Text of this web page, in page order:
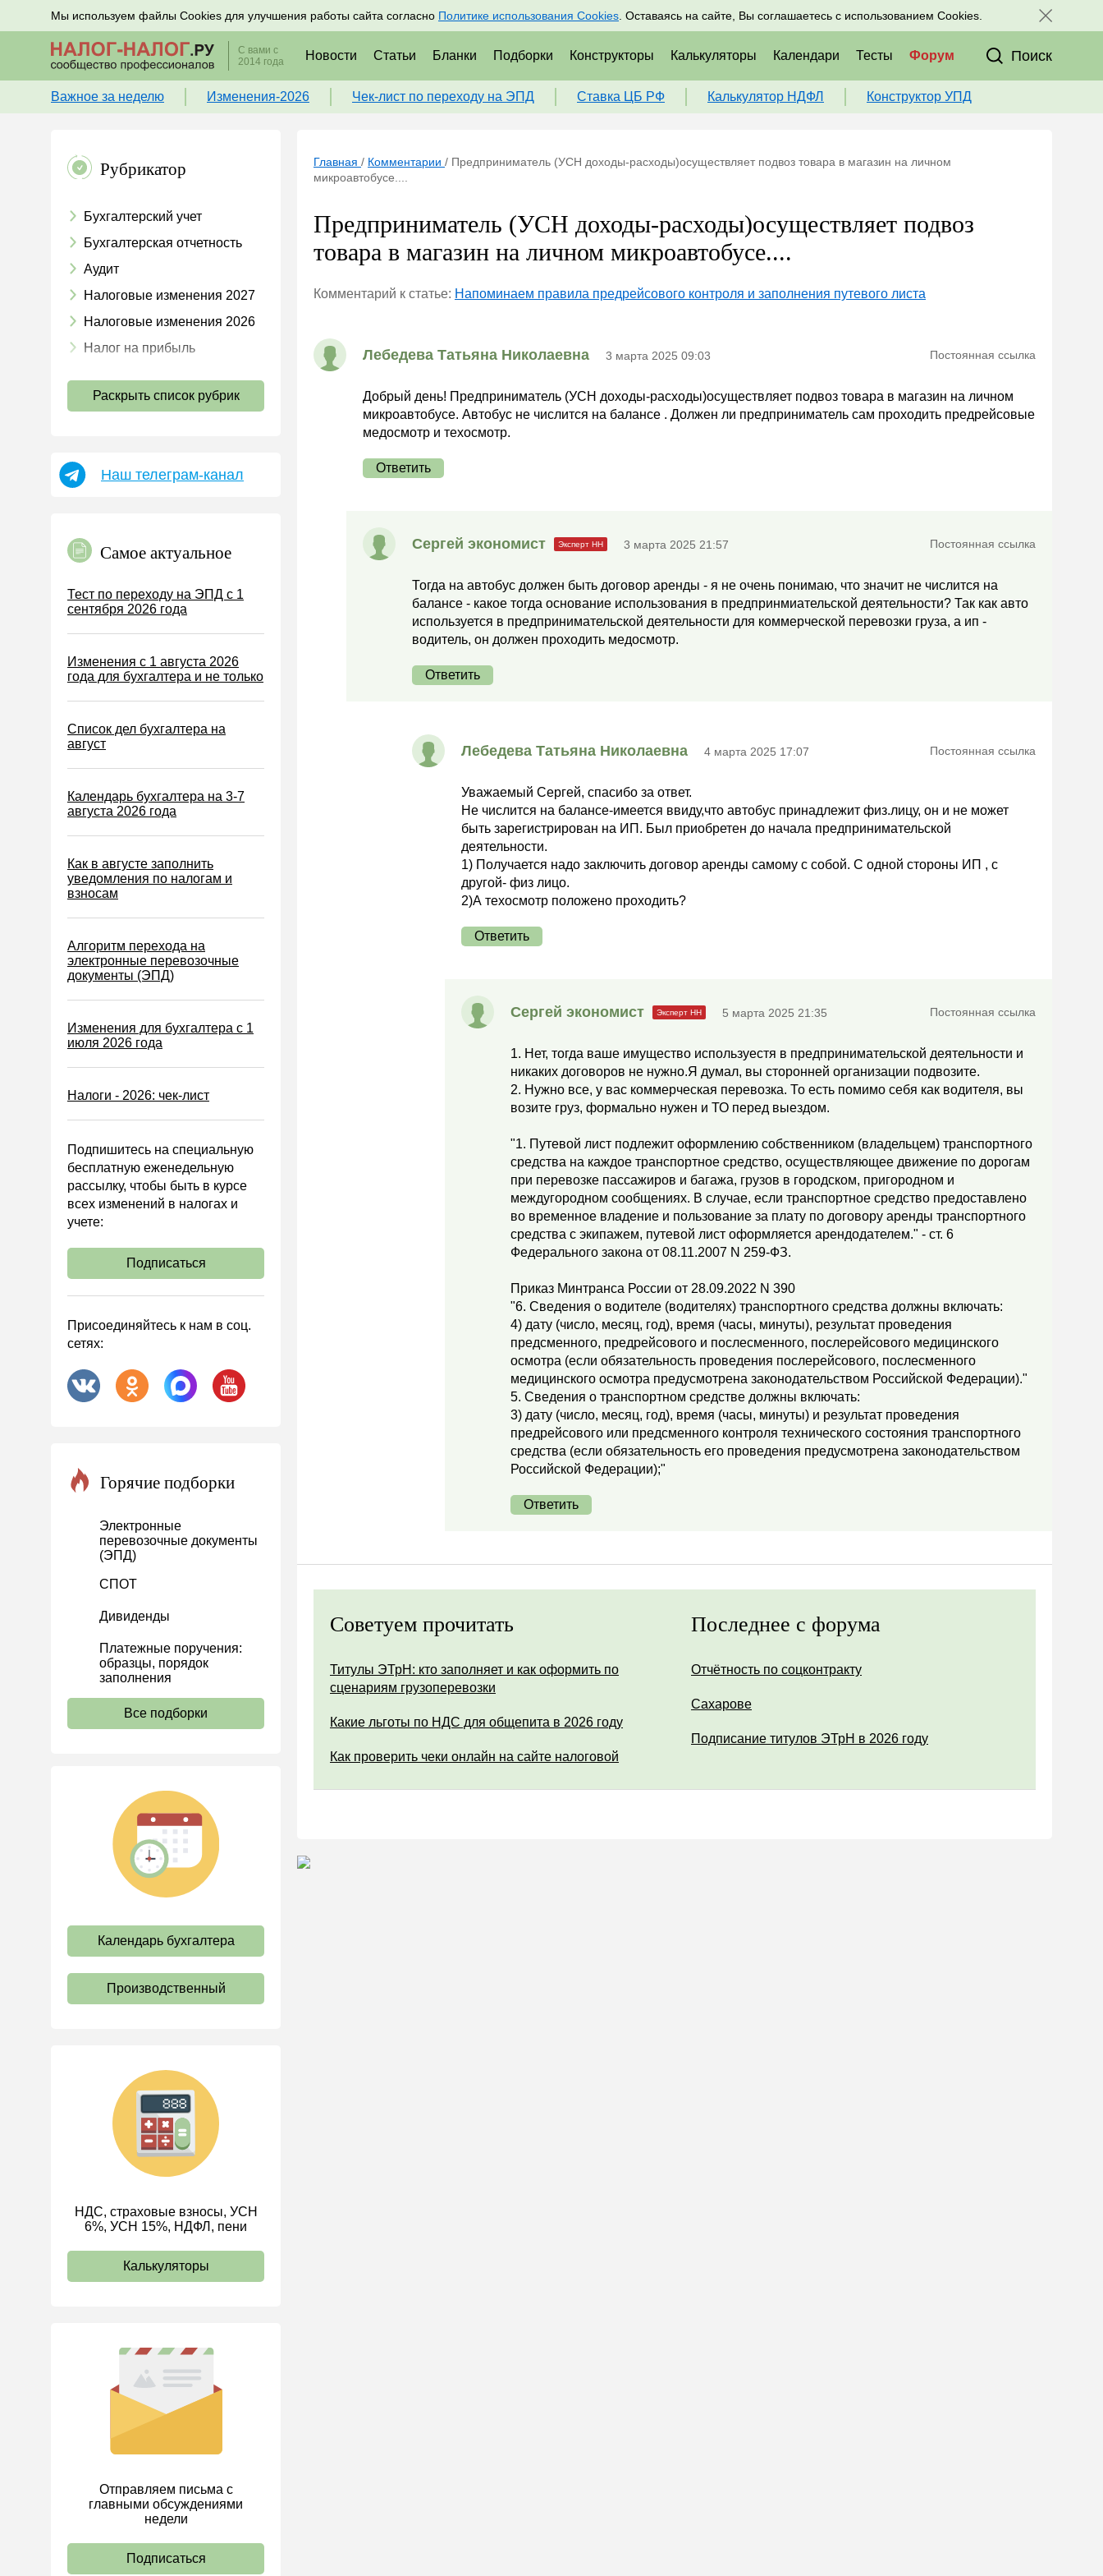
Мы используем файлы Cookies для улучшения работы сайта согласно Политике использования Cookies . Оставаясь на сайте, Вы соглашаетесь с использованием Cookies.
Подписывайтесь на новости по налогам, учету и кадрам Подписаться Присоединяйтесь к нам в соц. сетях:
С вами с
2014 года
Новости Статьи Бланки Подборки Конструкторы Калькуляторы Календари Тесты Форум Поиск
Важное за неделю Изменения-2026 Чек-лист по переходу на ЭПД Ставка ЦБ РФ Калькулятор НДФЛ Конструктор УПД
Рубрикатор
Бухгалтерский учет
Бухгалтерская отчетность
Аудит
Налоговые изменения 2027
Налоговые изменения 2026
Налог на прибыль
Страховые взносы 2026
УСН
Земельный налог
Налог на рекламу
Торговый сбор
Туристический налог
Водный налог
Экологический налог
Налог на игорный бизнес
Акцизы
Возврат и зачет налогов
Налоговые проверки
Статистика
Самозанятые
Банк
Онлайн-кассы ККТ ККМ
деятельности (АХД)
Охрана труда и аттестация
Охрана труда
Валютные операции
Налоговая система РФ
Налоговое планирование
Договоры
АО
Проекты
Банк касса
Расчеты
Учет МПЗ
Зарплаты и кадры
Основы трудового
Прием на работу и переводы
Коллективный договор и
локальные акты
Рабочее время и режим
труда
Отпуск и время отдыха
Ответственность и
взыскания
Пенсии
должностные инструкции
Трудовые книжки
Кадровые документы и
образцы
Персональные данные
ИП
Раскрыть список рубрик
Наш телеграм-канал
Самое актуальное
Тест по переходу на ЭПД с 1
сентября 2026 года
Изменения с 1 августа 2026
года для бухгалтера и не только
Список дел бухгалтера на
август
Календарь бухгалтера на 3-7
августа 2026 года
Как в августе заполнить
уведомления по налогам и
взносам
Алгоритм перехода на
электронные перевозочные
документы (ЭПД)
Изменения для бухгалтера с 1
июля 2026 года
Налоги - 2026: чек-лист
Подпишитесь на специальную
бесплатную еженедельную
рассылку, чтобы быть в курсе
всех изменений в налогах и
учете:
Подписаться
Присоединяйтесь к нам в соц.
сетях:
Горячие подборки
Электронные
перевозочные документы
(ЭПД)
СПОТ
Дивиденды
Платежные поручения:
образцы, порядок
заполнения
Все подборки
Календарь бухгалтера
Производственный
НДС, страховые взносы, УСН
6%, УСН 15%, НДФЛ, пени
Калькуляторы
Отправляем письма с
главными обсуждениями
недели
Подписаться
Главная / Комментарии / Предприниматель (УСН доходы-расходы)осуществляет подвоз товара в магазин на личном
микроавтобусе....
Предприниматель (УСН доходы-расходы)осуществляет подвоз
товара в магазин на личном микроавтобусе....
Комментарий к статье: Напоминаем правила предрейсового контроля и заполнения путевого листа
Лебедева Татьяна Николаевна 3 марта 2025 09:03 Постоянная ссылка
Добрый день! Предприниматель (УСН доходы-расходы)осуществляет подвоз товара в магазин на личном
микроавтобусе. Автобус не числится на балансе . Должен ли предприниматель сам проходить предрейсовые
медосмотр и техосмотр.
Ответить
Сергей экономист 3 марта 2025 21:57 Постоянная ссылка
Тогда на автобус должен быть договор аренды - я не очень понимаю, что значит не числится на
балансе - какое тогда основание использования в предпринмиательской деятельности? Так как авто
используется в предпринимательской деятельности для коммерческой перевозки груза, а ип -
водитель, он должен проходить медосмотр.
Ответить
Лебедева Татьяна Николаевна 4 марта 2025 17:07 Постоянная ссылка
Уважаемый Сергей, спасибо за ответ.
Не числится на балансе-имеется ввиду,что автобус принадлежит физ.лицу, он и не может
быть зарегистрирован на ИП. Был приобретен до начала предпринимательской
деятельности.
1) Получается надо заключить договор аренды самому с собой. С одной стороны ИП , с
другой- физ лицо.
2)А техосмотр положено проходить?
Ответить
Сергей экономист 5 марта 2025 21:35 Постоянная ссылка
1. Нет, тогда ваше имущество используестя в предпринимательской деятельности и
никаких договоров не нужно.Я думал, вы сторонней организации подвозите.
2. Нужно все, у вас коммерческая перевозка. То есть помимо себя как водителя, вы
возите груз, формально нужен и ТО перед выездом.
"1. Путевой лист подлежит оформлению собственником (владельцем) транспортного
средства на каждое транспортное средство, осуществляющее движение по дорогам
при перевозке пассажиров и багажа, грузов в городском, пригородном и
междугородном сообщениях. В случае, если транспортное средство предоставлено
во временное владение и пользование за плату по договору аренды транспортного
средства с экипажем, путевой лист оформляется арендодателем." - ст. 6
Федерального закона от 08.11.2007 N 259-ФЗ.
Приказ Минтранса России от 28.09.2022 N 390
"6. Сведения о водителе (водителях) транспортного средства должны включать:
4) дату (число, месяц, год), время (часы, минуты), результат проведения
предсменного, предрейсового и послесменного, послерейсового медицинского
осмотра (если обязательность проведения послерейсового, послесменного
медицинского осмотра предусмотрена законодательством Российской Федерации)."
5. Сведения о транспортном средстве должны включать:
3) дату (число, месяц, год), время (часы, минуты) и результат проведения
предрейсового или предсменного контроля технического состояния транспортного
средства (если обязательность его проведения предусмотрена законодательством
Российской Федерации);"
Ответить
Советуем прочитать
Титулы ЭТрН: кто заполняет и как оформить по
сценариям грузоперевозки
Какие льготы по НДС для общепита в 2026 году
Как проверить чеки онлайн на сайте налоговой
Последнее с форума
Отчётность по соцконтракту
Сахарове
Подписание титулов ЭТрН в 2026 году